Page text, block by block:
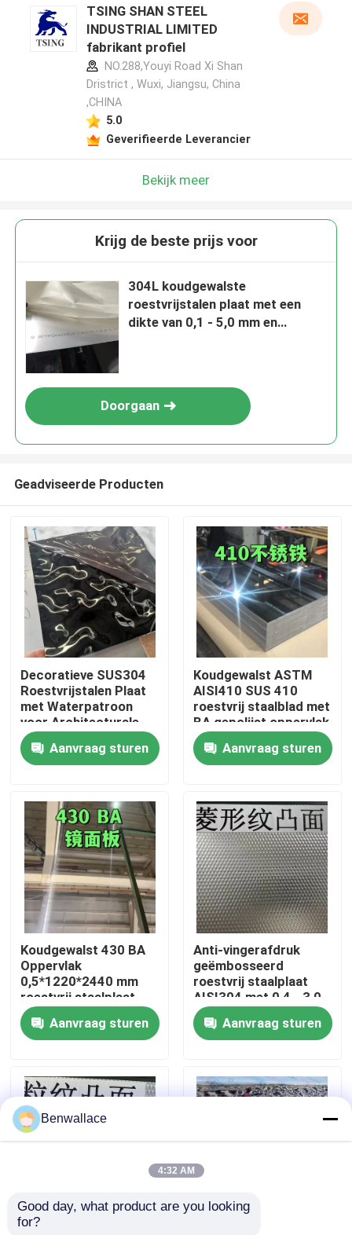
Producten
Video's
Over ons
fabriekstour
Kwaliteitscontrole
Neem contact met ons op
Nieuws
Vraag een offerte
TSING SHAN STEEL
INDUSTRIAL LIMITED
fabrikant profiel
NO.288,Youyi Road Xi Shan
Dristrict , Wuxi, Jiangsu, China
,CHINA
5.0
Geverifieerde Leverancier
Bekijk meer
Krijg de beste prijs voor
304L koudgewalste
roestvrijstalen plaat met een
dikte van 0,1 - 5,0 mm en
Doorgaan
Geadviseerde Producten
Decoratieve SUS304
Roestvrijstalen Plaat
met Waterpatroon
voor Architecturale
Buitenruimtes
Aanvraag sturen
Koudgewalst ASTM
AISI410 SUS 410
roestvrij staalblad met
BA gepolijst oppervlak
0,8 * 1220 * 2440
Aanvraag sturen
Koudgewalst 430 BA
Oppervlak
0,5*1220*2440 mm
roestvrij staalplaat
met 6K
spiegeloppervlak
Aanvraag sturen
Anti-vingerafdruk
geëmbosseerd
roestvrij staalplaat
AISI304 met 0,4 - 3,0
mm dikte voor
architecturale
toepassingen
Aanvraag sturen
AISI304 Edelstaal
Benwallace
4:32 AM
Good day, what product are you looking
for?